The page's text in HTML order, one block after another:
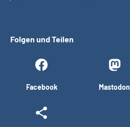
Folgen und Teilen
Facebook Mastodon